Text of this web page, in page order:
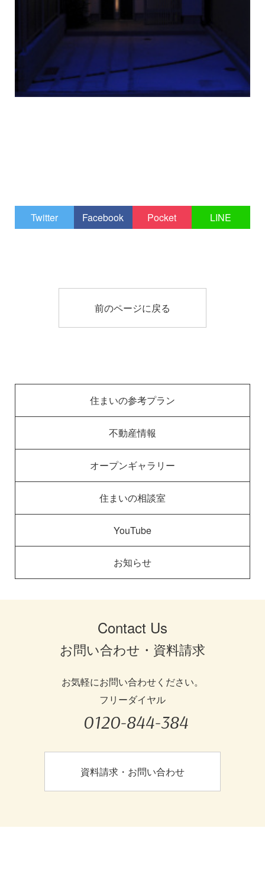
Twitter Facebook Pocket LINE
前のページに戻る
住まいの参考プラン
不動産情報
オープンギャラリー
住まいの相談室
YouTube
お知らせ
Contact Us
お問い合わせ・資料請求
お気軽にお問い合わせください。
フリーダイヤル
0120-844-384
資料請求・お問い合わせ